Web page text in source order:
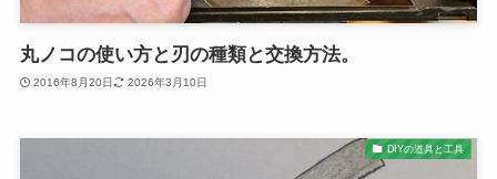
丸ノコの使い方と刃の種類と交換方法。
2016年8月20日 2026年3月10日
DIYの道具と工具